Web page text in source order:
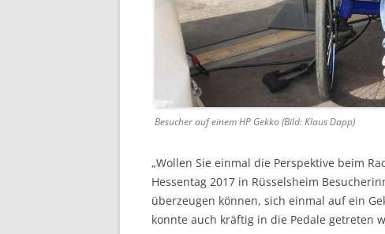
Besucher auf einem HP Gekko (Bild: Klaus Dapp)
„Wollen Sie einmal die Perspektive beim
Hessentag 2017 in Rüsselsheim
überzeugen können, sich einmal auf ein
konnte auch kräftig in die Pedale getreten